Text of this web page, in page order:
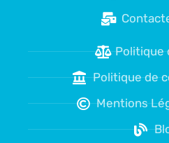
Politique
Politique de
Mentions